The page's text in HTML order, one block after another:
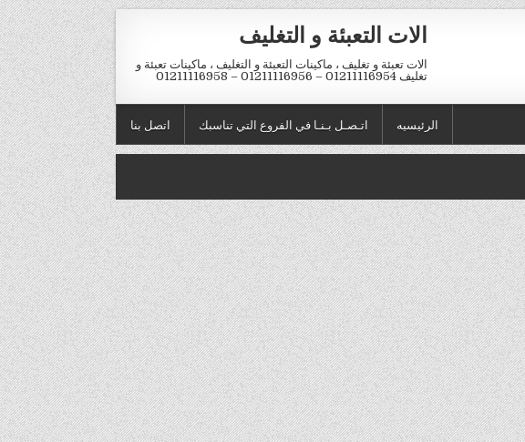
الات التعبئة و التغليف
الات تعبئة و تغليف ، ماكينات التعبئة و التغليف ، ماكينات تعبئة و
تغليف 01211116954 – 01211116956 – 01211116958
اتصل بنا اتـصـل بـنـا في الفروع التي تناسبك الرئيسيه